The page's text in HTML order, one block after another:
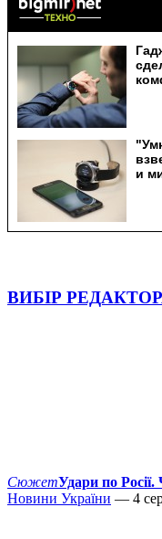
ВИБІР
СюжетУдари по Росії.
Новини України — 4